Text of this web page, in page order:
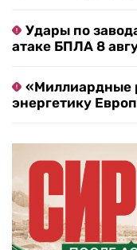
Удары по
атаке БПЛА 8
«Миллиардные
энергетику